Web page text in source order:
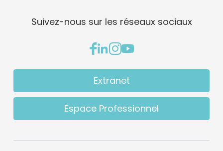
Suivez-nous sur les réseaux sociaux
Extranet
Espace Professionnel